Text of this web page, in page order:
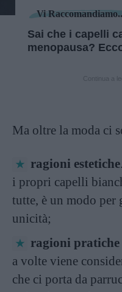
Vi
Sai che i capelli
menopausa?
Ma oltre la moda ci
ragioni estetiche
i propri capelli
tutte, è un modo
unicità;
ragioni pratiche
a volte viene
che ci porta da